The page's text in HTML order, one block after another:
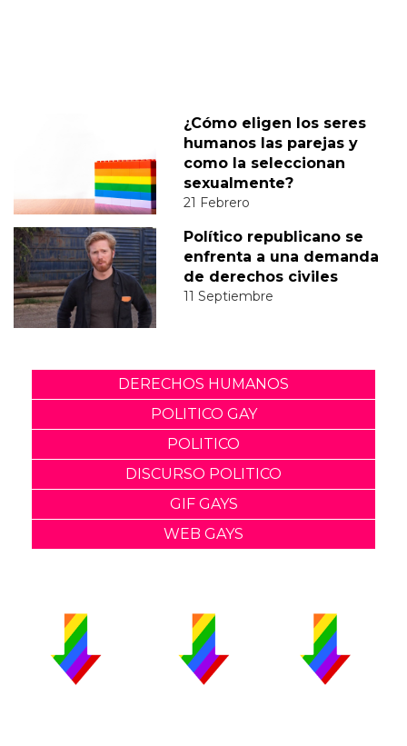
¿Cómo eligen los seres
humanos las parejas y
como la seleccionan
sexualmente?
21 Febrero
Político republicano se
enfrenta a una demanda
de derechos civiles
11 Septiembre
DERECHOS HUMANOS
POLITICO GAY
POLITICO
DISCURSO POLITICO
GIF GAYS
WEB GAYS